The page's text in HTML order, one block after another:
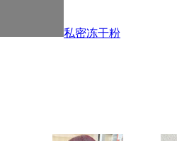
私密冻干粉